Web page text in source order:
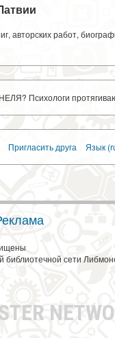
авторских работ,
Психологи
Пригласить друга Язык
библиотечной сети